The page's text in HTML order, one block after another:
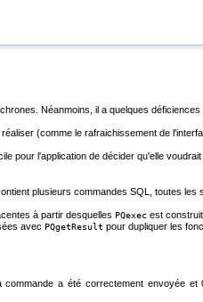
Néanmoins, il a quelques
(comme le rafraichissement de
pour l'application de décider qu'elle
plusieurs commandes SQL , toutes les
à partir desquelles PQexec est
avec PQgetResult pour dupliquer les
a été correctement envoyée